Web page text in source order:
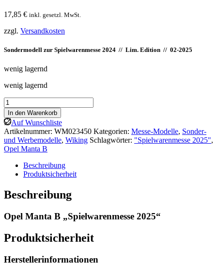
17,85 € inkl. gesetzl. MwSt.
zzgl. Versandkosten
Sondermodell zur Spielwarenmesse 2024 // Lim. Edition // 02-2025
wenig lagernd
wenig lagernd
Wiking:
Opel
Manta
B
"Spielwarenmesse
2025"
Menge
In den Warenkorb
Auf Wunschliste
Artikelnummer: WM023450 Kategorien: Messe-Modelle, Sonder-
und Werbemodelle, Wiking Schlagwörter: "Spielwarenmesse 2025",
Opel Manta B
Beschreibung
Produktsicherheit
Beschreibung
Opel Manta B „Spielwarenmesse 2025“
Produktsicherheit
Herstellerinformationen